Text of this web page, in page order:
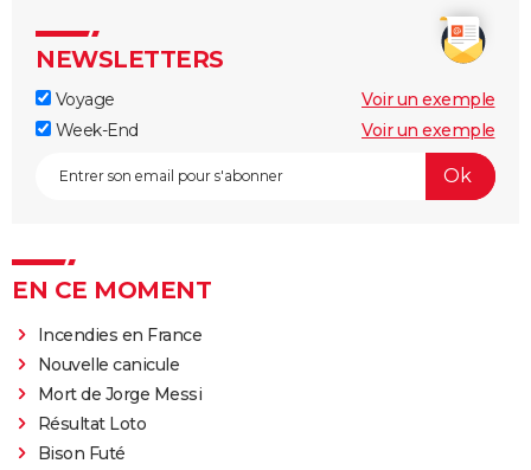
NEWSLETTERS
Voyage
Voir un exemple
Week-End
Voir un exemple
EN CE MOMENT
Incendies en France
Nouvelle canicule
Mort de Jorge Messi
Résultat Loto
Bison Futé